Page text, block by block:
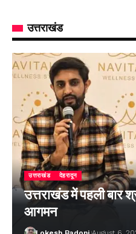
उत्तराखंड
उत्तराखंड देहरादून
उत्तराखंड में पहली बार
आगमन